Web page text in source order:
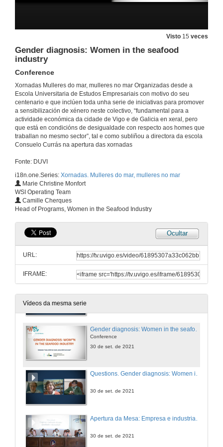
Visto 15 veces
Gender diagnosis: Women in the seafood
industry
Conference
Xornadas Mulleres do mar, mulleres no mar Organizadas desde a
Escola Universitaria de Estudos Empresariais con motivo do seu
centenario e que inclúen toda unha serie de iniciativas para promover
a sensibilización de xénero neste colectivo, “fundamental para a
actividade económica da cidade de Vigo e de Galicia en xeral, pero
que está en condicións de desigualdade con respecto aos homes que
traballan no mesmo sector”, tal e como subliñou a directora da escola
Consuelo Currás na apertura das xornadas
Fonte: DUVI
i18n.one.Series: Xornadas. Mulleres do mar, mulleres no mar
Marie Christine Monfort
WSI Operating Team
Camille Cherques
Head of Programs, Women in the Seafood Industry
Ocultar
URL:
IFRAME:
Vídeos da mesma serie
Cofradía de pescadores: Santa Tegra
Conferencia
29 de set. de 2021
29 de set. de 2021
Quenda de preguntas. En que traballan as mulleres do mar?
29 de set. de 2021
Presentation of Camille Cherques and Marie Christine Monfort
Conference
30 de set. de 2021
Questions. Gender diagnosis: Women in the seafood industry
30 de set. de 2021
30 de set. de 2021